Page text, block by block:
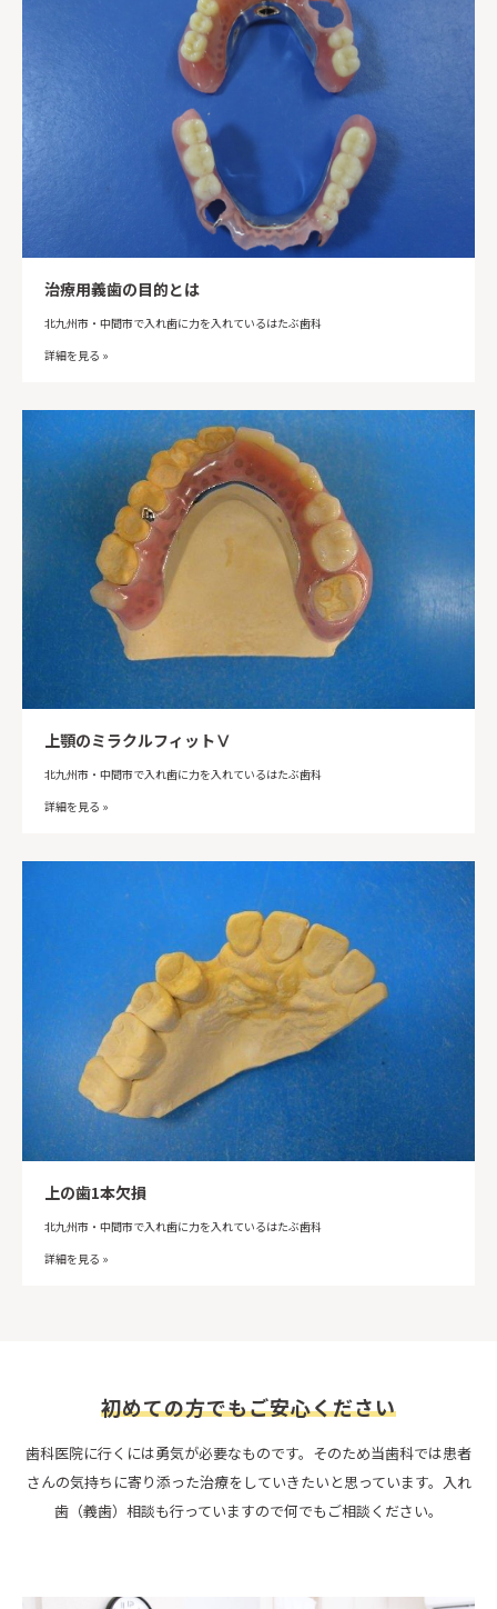
治療用義歯の目的とは
北九州市・中間市で入れ歯に力を入れているはたぶ歯科
詳細を見る »
上顎のミラクルフィットⅤ
北九州市・中間市で入れ歯に力を入れているはたぶ歯科
詳細を見る »
上の歯1本欠損
北九州市・中間市で入れ歯に力を入れているはたぶ歯科
詳細を見る »
初めての方でもご安心ください
歯科医院に行くには勇気が必要なものです。そのため当歯科では患者
さんの気持ちに寄り添った治療をしていきたいと思っています。入れ
歯（義歯）相談も行っていますので何でもご相談ください。